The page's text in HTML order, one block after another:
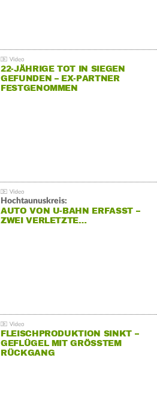
22-JÄHRIGE TOT IN SIEGEN
GEFUNDEN – EX-PARTNER
FESTGENOMMEN
Hochtaunuskreis:
AUTO VON U-BAHN ERFASST –
ZWEI VERLETZTE…
FLEISCHPRODUKTION SINKT –
GEFLÜGEL MIT GRÖSSTEM R
ÜCKGANG